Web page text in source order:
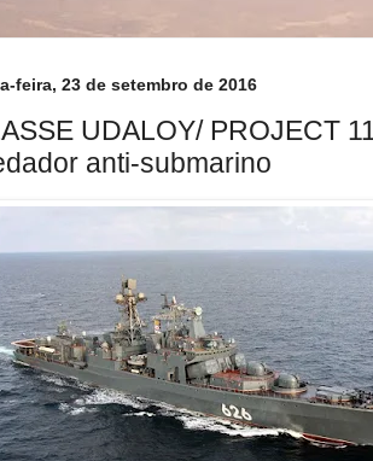
feira, 23 de setembro de 2016
UDALOY/ PROJECT
anti-submarino